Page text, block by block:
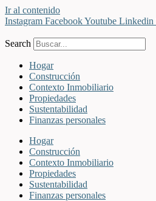
Ir al contenido
Instagram FacebookYoutube Linkedin
Search
Hogar
Construcción
Contexto Inmobiliario
Propiedades
Sustentabilidad
Finanzas personales
Hogar
Construcción
Contexto Inmobiliario
Propiedades
Sustentabilidad
Finanzas personales